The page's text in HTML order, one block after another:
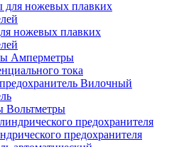
ножевых плавких
Амперметры
тока
Вилочный
Вольтметры
предохранителя